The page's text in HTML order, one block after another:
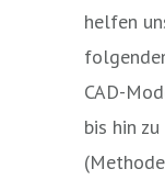
helfen
CAD-
bis hin